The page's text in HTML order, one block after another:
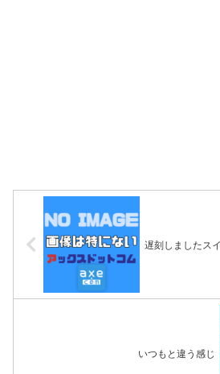
遅刻しましたス
いつもと違う感じ